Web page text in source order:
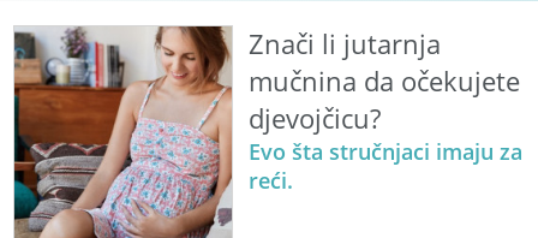
Znači li jutarnja
mučnina da očekujete
djevojčicu?
Evo šta stručnjaci imaju za
reći.